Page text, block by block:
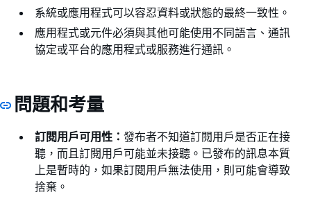
系統或應用程式可以容忍資料或狀態的最終一致性。
應用程式或元件必須與其他可能使用不同語言、通訊
協定或平台的應用程式或服務進行通訊。
問題和考量
訂閱用戶可用性： 發布者不知道訂閱用戶是否正在接
聽，而且訂閱用戶可能並未接聽。已發布的訊息本質
上是暫時的，如果訂閱用戶無法使用，則可能會導致
捨棄。